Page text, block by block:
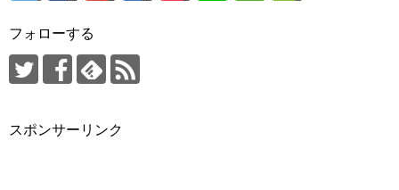
フォローする
スポンサーリンク